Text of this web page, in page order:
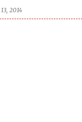
lehet
nem. Ha pedig egy
2014